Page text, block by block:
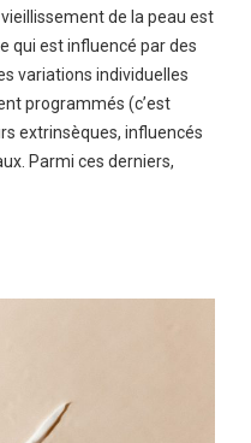
de la peau est
qui est influencé par des
variations individuelles
programmés (c’est
extrinsèques, influencés
Parmi ces derniers,